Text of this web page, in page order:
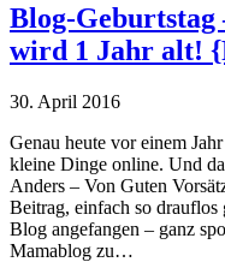
Blog-
wird 1 Jahr alt!
30. April 2016
Genau heute vor einem
kleine Dinge online. Und
Anders – Von Guten
Beitrag, einfach so drauflos
Blog angefangen – ganz
Mamablog zu…